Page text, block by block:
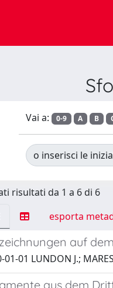
Vai a: 0-9 A B
o inserisci le
risultati da 1 a 6 di 6
esporta
auf
01-01 LUNDON J.;
aus dem